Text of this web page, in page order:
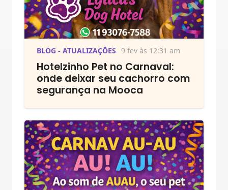
BLOG - ATUALIZAÇÕES 9 fev às 12:31 am
Hotelzinho Pet no Carnaval:
onde deixar seu cachorro com
segurança na Mooca